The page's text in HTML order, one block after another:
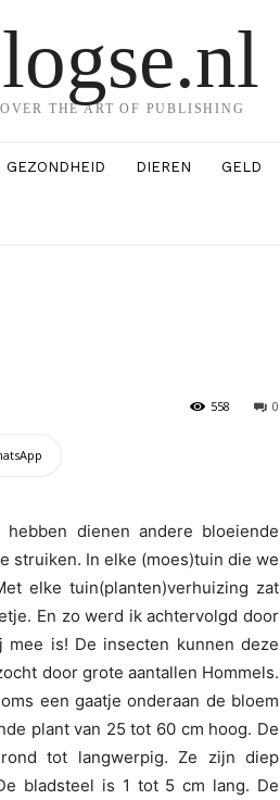
THE ART OF PUBLISHING
GEZONDHEID DIEREN GELD
0
558
dienen andere bloeiende
struiken. In elke (moes)tuin die we
elke tuin(planten)verhuizing zat
En zo werd ik achtervolgd door
is! De insecten kunnen deze
door grote aantallen Hommels.
een gaatje onderaan de bloem
plant van 25 tot 60 cm hoog. De
tot langwerpig. Ze zijn diep
bladsteel is 1 tot 5 cm lang. De